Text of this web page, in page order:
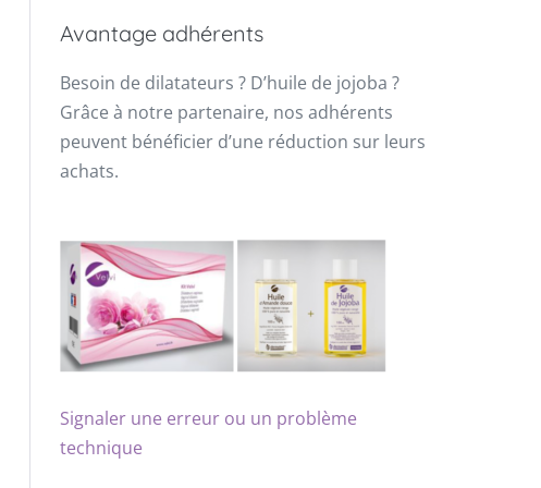
Avantage adhérents
Besoin de dilatateurs ? D’huile de jojoba ?
Grâce à notre partenaire, nos adhérents
peuvent bénéficier d’une réduction sur leurs
achats.
Signaler une erreur ou un problème
technique